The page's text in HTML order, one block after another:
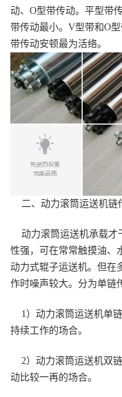
动、O型带传动。平型带
带传动最小。V型带和O
带传动安顿最为活络。
二、动力滚筒运送机链
动力滚筒运送机承载才
性强，可在常常触摸油、
动力式辊子运送机。但在
作时噪声较大。分为单链
1）动力滚筒运送机单链
持续工作的场合。
2）动力滚筒运送机双
动比较一再的场合。